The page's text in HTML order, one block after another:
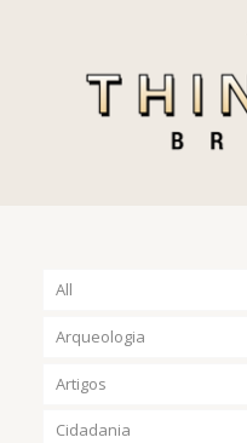
All
Arqueologia
Artigos
Cidadania